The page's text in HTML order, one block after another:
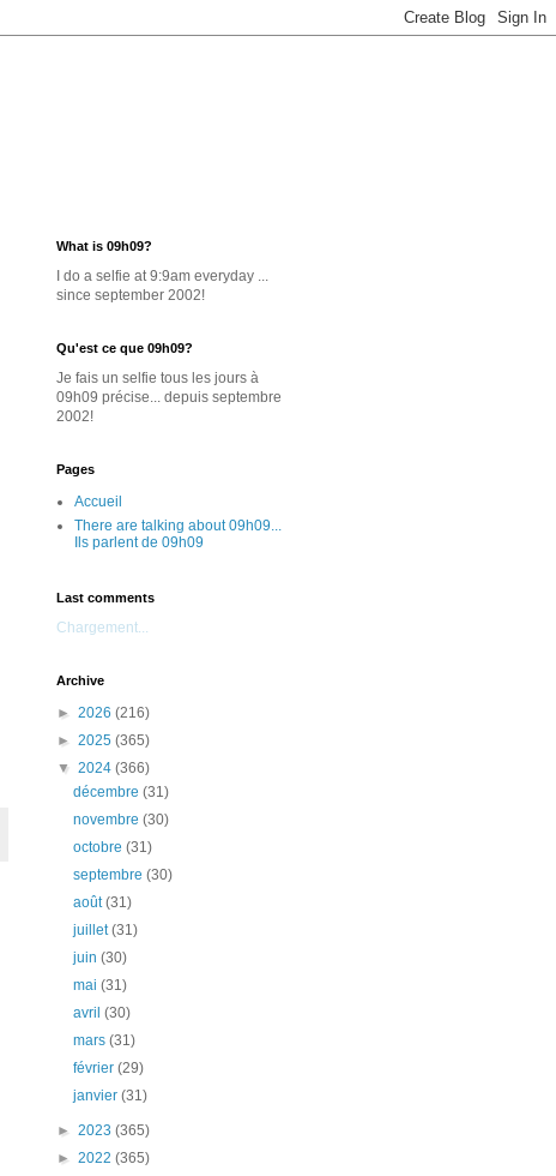
What is 09h09?
I do a selfie at 9:9am everyday ...
since september 2002!
Qu'est ce que 09h09?
Je fais un selfie tous les jours à
09h09 précise... depuis septembre
2002!
Pages
Accueil
There are talking about 09h09...
Ils parlent de 09h09
Last comments
Chargement...
Archive
► 2026 (216)
► 2025 (365)
▼ 2024 (366)
décembre(31)
novembre(30)
octobre(31)
septembre(30)
août(31)
juillet(31)
juin(30)
mai(31)
avril(30)
mars(31)
février(29)
janvier(31)
► 2023 (365)
► 2022 (365)